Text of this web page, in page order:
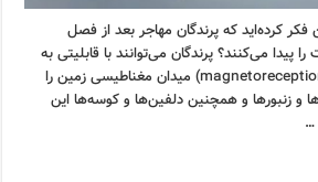
کرده‌اید که پرندگان مهاجر بعد از فصل
می‌کنند؟ پرندگان می‌توانند با قابلیتی به
نام گیرندگی مغناطیسی (magnetoreception) میدان مغناطیسی زمین را
و زنبورها و همچنین دلفین‌ها و کوسه‌ها این
…